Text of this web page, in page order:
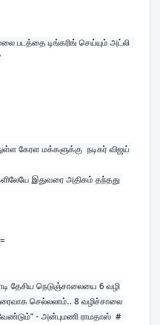
படத்தை டிங்கரிங் செய்யும் அட்லி
கேரள மக்களுக்கு  நடிகர் விஜய்
இதுவரை அதிகம் தந்தது
தேசிய நெடுஞ்சாலையை 6 வழி
செல்லலாம்.. 8 வழிச்சாலை
- அன்புமணி ராமதாஸ்  #